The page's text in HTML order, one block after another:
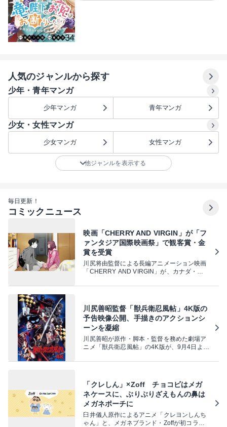
お妃回避の波乱と竜騎士との甘い恋の予感が詰まっ
人気のジャンルから探す
少年・青年マンガ
少年マンガ 青年マンガ
少女・女性マンガ
少女マンガ 女性マンガ
他ジャンルを表示する
毎日更新！
コミックニュース
映画「CHERRY AND VIRGIN」が「フ
ァンタジア国際映画祭」で観客賞・金
賞を受賞
川尻将由監督による長編アニメーション映画
「CHERRY AND VIRGIN」が、カナダ・モ
ジャンル映画祭「第30回ファンタジア国際映
受賞した。
川尻善昭監督「獣兵衛忍風帖」4K版の
予告映像公開、手描きのアクションシ
ーンを凝縮
川尻善昭が原作・脚本・監督を務めた劇場ア
ニメ「獣兵衛忍風帖」の4K版が、9月4日より
告編が公開された。
「クレしん」×Zoff チョコビはメガ
ネケースに、ぶりぶりざえもんの鼻は
メガネポーチに
臼井儀人原作によるアニメ「クレヨンしんち
ゃん」と、メガネブランド・Zoffが初コラボ